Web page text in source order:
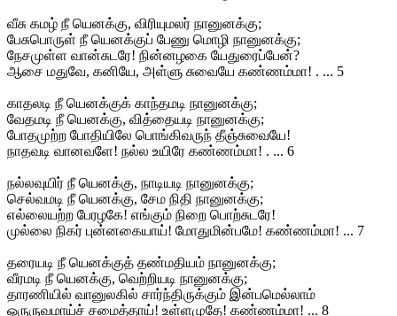
வீசு கமழ் நீ யெனக்கு, விரியுமலர் நானுனக்கு;
பேசுபொருள் நீ யெனக்குப் பேணு மொழி நானுனக்கு;
நேசமுள்ள வான்சுடரே! நின்னழகை யேதுரைப்பேன்?
ஆசை மதுவே, கனியே, அள்ளு சுவையே கண்ணம்மா! . ... 5
காதலடி நீ யெனக்குக் காந்தமடி நானுனக்கு;
வேதமடி நீ யெனக்கு, வித்தையடி நானுனக்கு;
போதமுற்ற போதியிலே பொங்கிவருந் தீஞ்சுவையே!
நாதவடி வானவளே! நல்ல உயிரே கண்ணம்மா! . ... 6
நல்லவுயிர் நீ யெனக்கு, நாடியடி நானுனக்கு;
செல்வமடி நீ யெனக்கு, சேம நிதி நானுனக்கு;
எல்லையற்ற பேரழகே! எங்கும் நிறை பொற்சுடரே!
முல்லை நிகர் புன்னகையாய்! மோதுமின்பமே! கண்ணம்மா! ... 7
தரையடி நீ யெனக்குத் தண்மதியம் நானுனக்கு;
வீரமடி நீ யெனக்கு, வெற்றியடி நானுனக்கு;
தாரணியில் வானுலகில் சார்ந்திருக்கும் இன்பமெல்லாம்
ஓருருவமாய்ச் சமைத்தாய்! உள்ளமுதே! கண்ணம்மா! ... 8